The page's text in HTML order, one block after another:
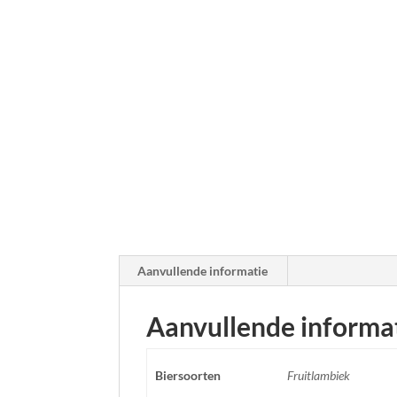
Aanvullende informatie
Aanvullende
Biersoorten Fruitlambiek